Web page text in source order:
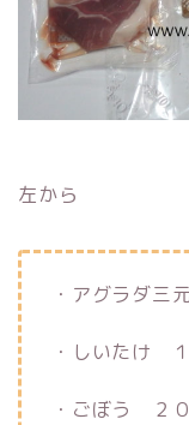
左から
・アグラダ
・しいたけ
・ごぼう ２